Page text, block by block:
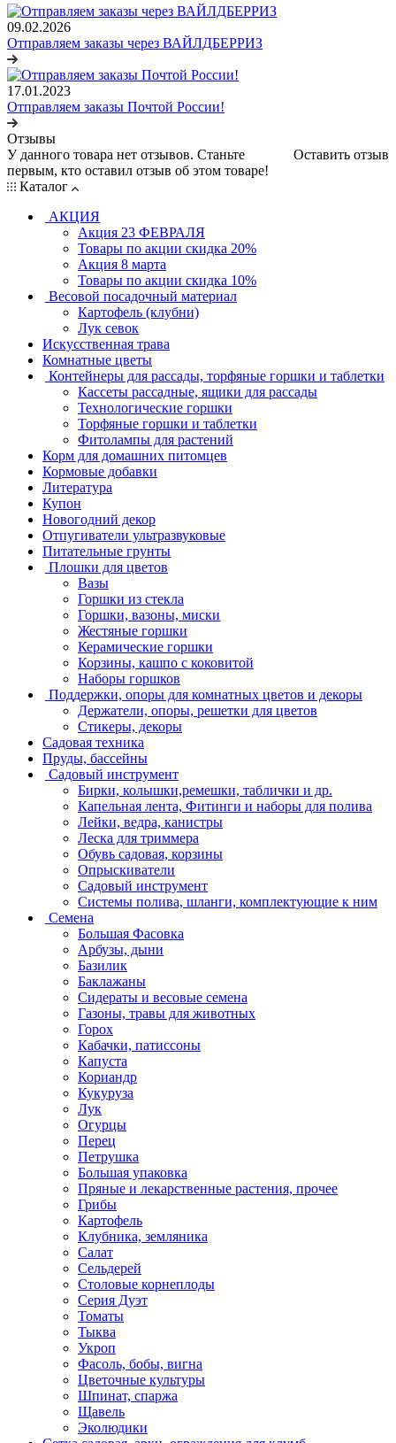
09.02.2026
Отправляем заказы через ВАЙЛДБЕРРИЗ
17.01.2023
Отправляем заказы Почтой России!
Отзывы
Оставить отзыв
У данного товара нет отзывов. Станьте
первым, кто оставил отзыв об этом товаре!
Каталог
АКЦИЯ
Акция 23 ФЕВРАЛЯ
Товары по акции скидка 20%
Акция 8 марта
Товары по акции скидка 10%
Весовой посадочный материал
Картофель (клубни)
Лук севок
Искусственная трава
Комнатные цветы
Контейнеры для рассады, торфяные горшки и таблетки
Кассеты рассадные, ящики для рассады
Технологические горшки
Торфяные горшки и таблетки
Фитолампы для растений
Корм для домашних питомцев
Кормовые добавки
Литература
Купон
Новогодний декор
Отпугиватели ультразвуковые
Питательные грунты
Плошки для цветов
Вазы
Горшки из стекла
Горшки, вазоны, миски
Жестяные горшки
Керамические горшки
Корзины, кашпо с коковитой
Наборы горшков
Поддержки, опоры для комнатных цветов и декоры
Держатели, опоры, решетки для цветов
Стикеры, декоры
Садовая техника
Пруды, бассейны
Садовый инструмент
Бирки, колышки,ремешки, таблички и др.
Капельная лента, Фитинги и наборы для полива
Лейки, ведра, канистры
Леска для триммера
Обувь садовая, корзины
Опрыскиватели
Садовый инструмент
Системы полива, шланги, комплектующие к ним
Семена
Большая Фасовка
Арбузы, дыни
Базилик
Баклажаны
Сидераты и весовые семена
Газоны, травы для животных
Горох
Кабачки, патиссоны
Капуста
Кориандр
Кукуруза
Лук
Огурцы
Перец
Петрушка
Большая упаковка
Пряные и лекарственные растения, прочее
Грибы
Картофель
Клубника, земляника
Салат
Сельдерей
Столовые корнеплоды
Серия Дуэт
Томаты
Тыква
Укроп
Фасоль, бобы, вигна
Цветочные культуры
Шпинат, спаржа
Щавель
Эколюдики